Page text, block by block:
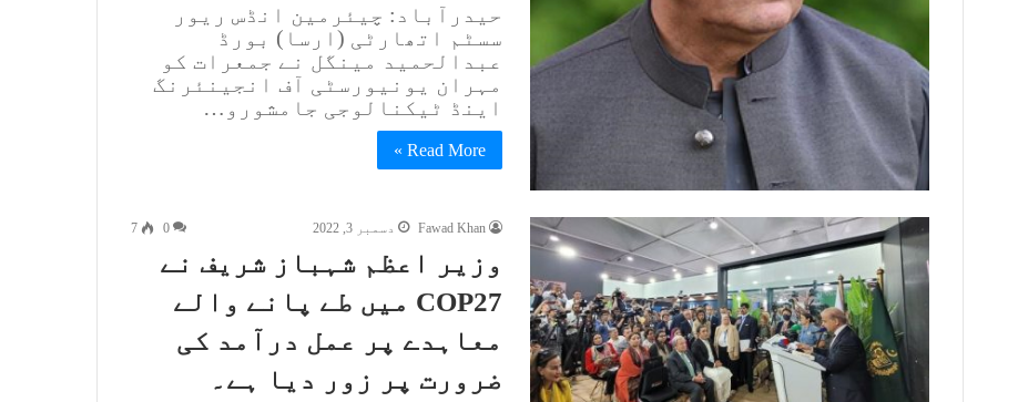
حیدرآباد: چیئرمین انڈس ریور
سسٹم اتھارٹی (ارسا) بورڈ
عبدالحمید مینگل نے جمعرات کو
مہران یونیورسٹی آف انجینئرنگ
اینڈ ٹیکنالوجی جامشورو…
Read More »
Fawad Khan دسمبر 3, 2022 0
7
وزیر اعظم شہباز شریف نے
COP27 میں طے پانے والے
معاہدے پر عمل درآمد کی
ضرورت پر زور دیا ہے۔